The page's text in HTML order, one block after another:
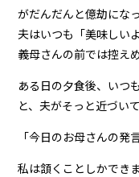
がだんだんと億劫にな
夫はいつも「美味しい
義母さんの前では控え
ある日の夕食後、いつ
と、夫がそっと近づい
「今日のお母さんの発
私は頷くことしかでき